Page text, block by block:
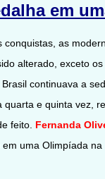
em
as
alterado, exceto
continuava a
e quinta vez,
feito. Fernanda
uma Olimpíada na